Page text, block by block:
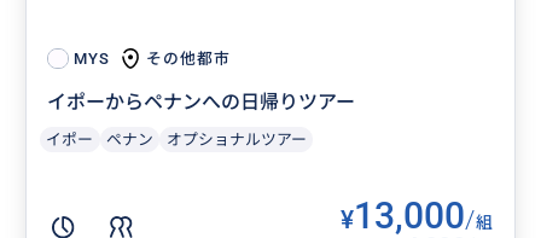
MYS その他都市
イポーからペナンへの日帰りツアー
イポー ペナン オプショナルツアー
¥13,000/組